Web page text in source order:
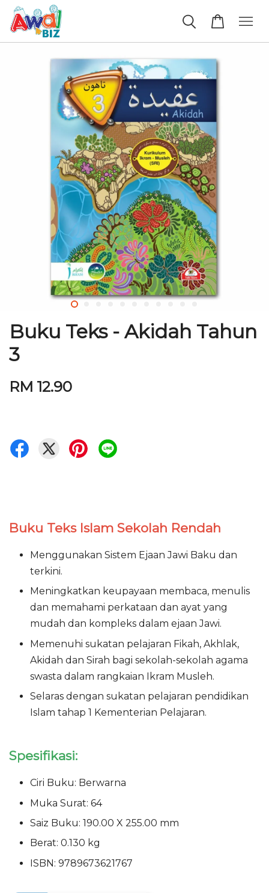
Buku Teks - Akidah Tahun
3
RM 12.90
Buku Teks Islam Sekolah Rendah
Menggunakan Sistem Ejaan Jawi Baku dan
terkini.
Meningkatkan keupayaan membaca, menulis
dan memahami perkataan dan ayat yang
mudah dan kompleks dalam ejaan Jawi.
Memenuhi sukatan pelajaran Fikah, Akhlak,
Akidah dan Sirah bagi sekolah-sekolah agama
swasta dalam rangkaian Ikram Musleh.
Selaras dengan sukatan pelajaran pendidikan
Islam tahap 1 Kementerian Pelajaran.
Spesifikasi:
Ciri Buku: Berwarna
Muka Surat: 64
Saiz Buku: 190.00 X 255.00 mm
Berat: 0.130 kg
ISBN: 9789673621767